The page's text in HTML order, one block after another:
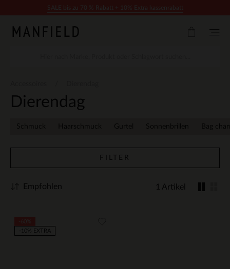
Dierendag
Schmuck Haarschmuck Gurtel Sonnenbrillen Bag
FILTER
1 Artikel
Empfohlen
-10% EXTRA